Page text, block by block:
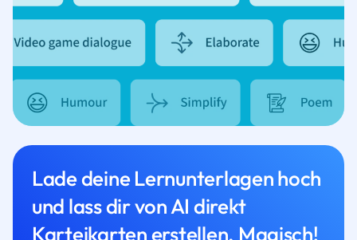
Lade deine Lernunterlagen hoch
und lass dir von AI direkt
Karteikarten erstellen. Magisch!